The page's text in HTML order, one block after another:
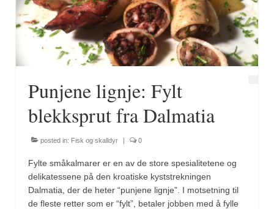
Fugl
Gryteretter
Snacks
Supper
Olivenolje, oppskrifter
Krydder, oppskrifter
Punjene lignje: Fylt
blekksprut fra Dalmatia
posted in: Fisk og skalldyr | 0
Fylte småkalmarer er en av de store spesialitetene og
delikatessene på den kroatiske kyststrekningen
Dalmatia, der de heter “punjene lignje”. I motsetning til
de fleste retter som er “fylt”, betaler jobben med å fylle